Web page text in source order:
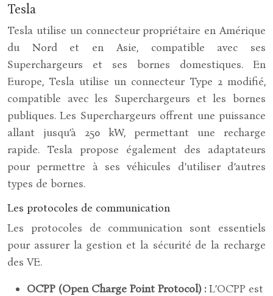
Tesla
Tesla utilise un connecteur propriétaire en Amérique
du Nord et en Asie, compatible avec ses
Superchargeurs et ses bornes domestiques. En
Europe, Tesla utilise un connecteur Type 2 modifié,
compatible avec les Superchargeurs et les bornes
publiques. Les Superchargeurs offrent une puissance
allant jusqu’à 250 kW, permettant une recharge
rapide. Tesla propose également des adaptateurs
pour permettre à ses véhicules d’utiliser d’autres
types de bornes.
Les protocoles de communication
Les protocoles de communication sont essentiels
pour assurer la gestion et la sécurité de la recharge
des VE.
OCPP (Open Charge Point Protocol) :L’OCPP est